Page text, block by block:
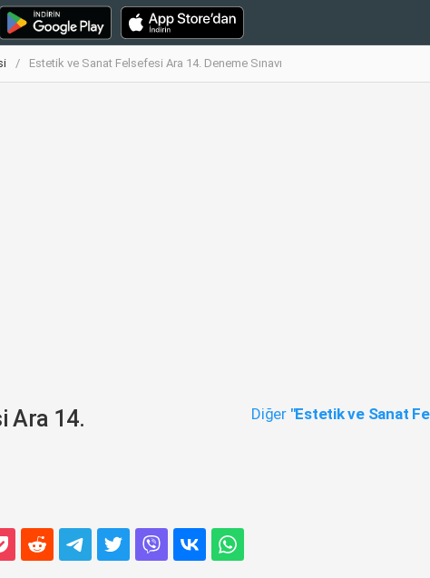
Estetik ve Sanat Felsefesi Ara 14. Deneme Sınavı
Ara 14.
Diğer "Estetik ve Sanat